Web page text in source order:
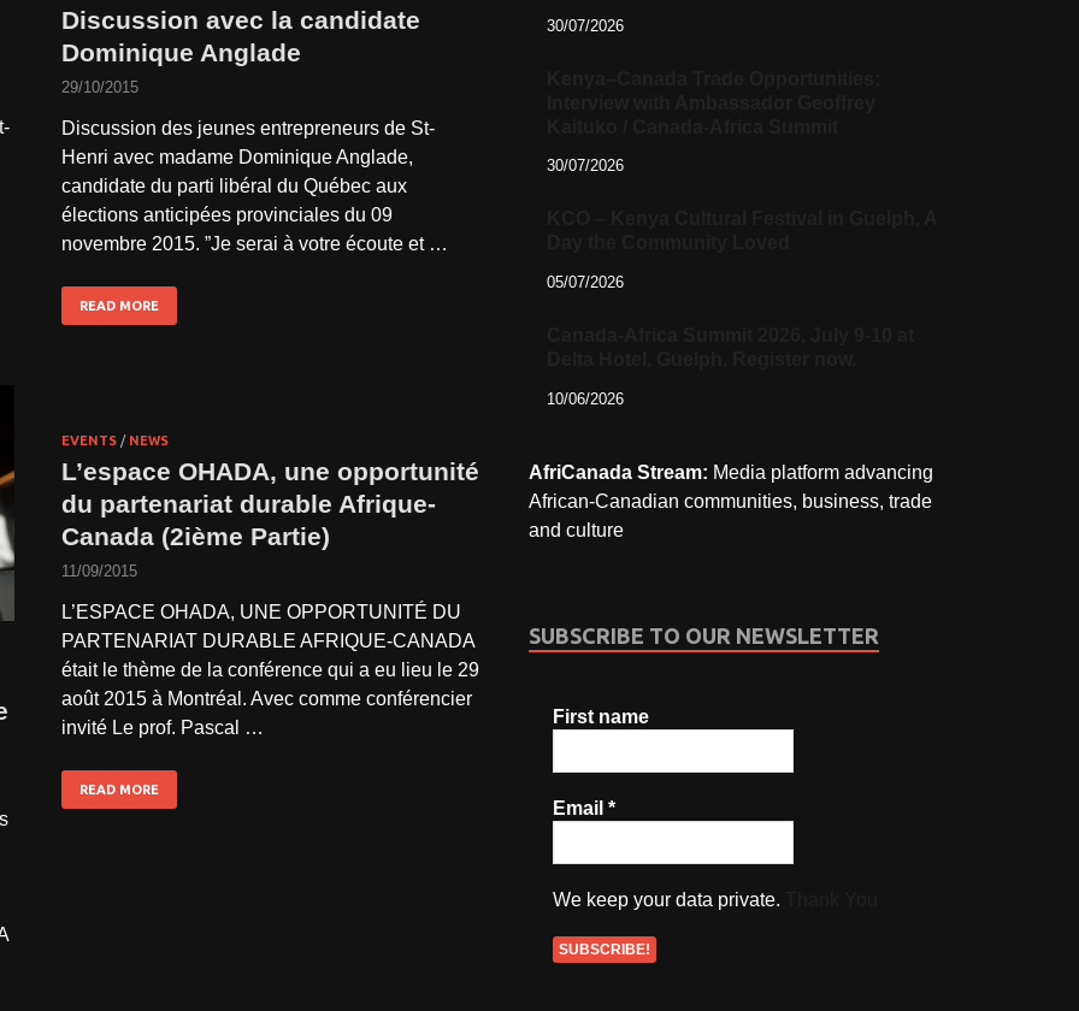
Discussion avec la candidate
Dominique Anglade
29/10/2015
Discussion des jeunes entrepreneurs de St-
Henri avec madame Dominique Anglade,
candidate du parti libéral du Québec aux
élections anticipées provinciales du 09
novembre 2015. ”Je serai à votre écoute et …
READ MORE
EVENTS / NEWS
L’espace OHADA, une opportunité
du partenariat durable Afrique-
Canada (2ième Partie)
11/09/2015
L’ESPACE OHADA, UNE OPPORTUNITÉ DU
PARTENARIAT DURABLE AFRIQUE-CANADA
était le thème de la conférence qui a eu lieu le 29
août 2015 à Montréal. Avec comme conférencier
invité Le prof. Pascal …
READ MORE
30/07/2026
30/07/2026
05/07/2026
10/06/2026
AfriCanada Stream: Media platform advancing
African-Canadian communities, business, trade
and culture
SUBSCRIBE TO OUR NEWSLETTER
First name
Email*
We keep your data private.